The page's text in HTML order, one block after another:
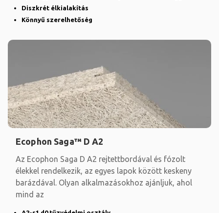
Diszkrét élkialakítás
Könnyű szerelhetőség
Ecophon Saga™ D A2
Az Ecophon Saga D A2 rejtettbordával és fózolt
élekkel rendelkezik, az egyes lapok között keskeny
barázdával. Olyan alkalmazásokhoz ajánljuk, ahol
mind az